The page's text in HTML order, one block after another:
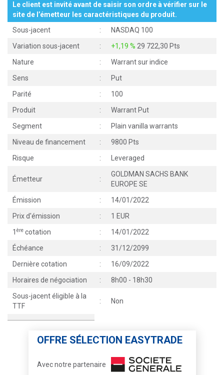
Le client est invité avant de saisir son ordre à vérifier sur le
site de l’émetteur les caractéristiques du produit.
Sous-jacent
:
NASDAQ 100
Variation sous-jacent
: +1,19 % 29 722,30 Pts
Nature
:
Warrant sur indice
Sens
:
Put
Parité
:
100
Produit
:
Warrant Put
Segment
:
Plain vanilla warrants
Niveau de financement
:
9800 Pts
Risque
: Leveraged
Émetteur :
GOLDMAN SACHS BANK
EUROPE SE
Émission
:
14/01/2022
Prix d'émission
:
1 EUR
1 ère cotation :
14/01/2022
Échéance
:
31/12/2099
Dernière cotation
:
16/09/2022
Horaires de négociation
:
8h00 - 18h30
Sous-jacent éligible à la
TTF
: Non
OFFRE SÉLECTION EASYTRADE
Avec notre partenaire